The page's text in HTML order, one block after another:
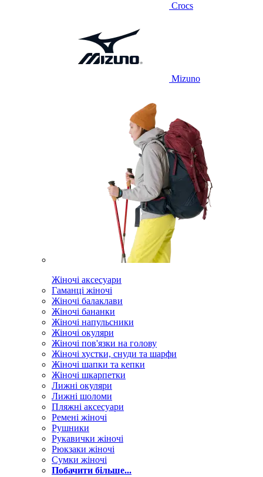
Crocs
Mizuno
Жіночі аксесуари
Гаманці жіночі
Жіночі балаклави
Жіночі бананки
Жіночі напульсники
Жіночі окуляри
Жіночі пов'язки на голову
Жіночі хустки, снуди та шарфи
Жіночі шапки та кепки
Жіночі шкарпетки
Лижні окуляри
Лижні шоломи
Пляжні аксесуари
Ремені жіночі
Рушники
Рукавички жіночі
Рюкзаки жіночі
Сумки жіночі
Побачити більше...